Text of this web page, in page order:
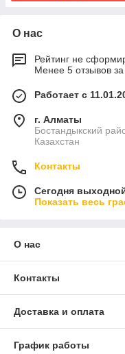
О нас
Рейтинг не
Менее 5 отзывов
Работает с
г. Алматы
Бостандыкский
Казахстан
Контакты
Сегодня
Показать весь
О нас
Контакты
Доставка и оплата
График работы